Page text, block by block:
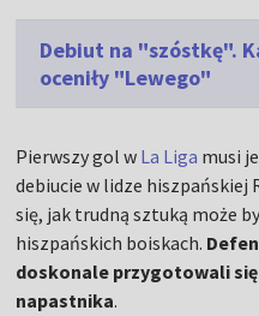
Debiut na "szóstkę".
oceniły "Lewego"
Pierwszy gol w La Liga musi
debiucie w lidze hiszpańskiej
się, jak trudną sztuką może
hiszpańskich boiskach.
doskonale przygotowali
napastnika.